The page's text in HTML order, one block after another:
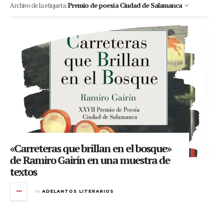
Archivo de la etiqueta:Premio de poesía Ciudad de Salamanca
«Carreteras que brillan en el bosque»
de Ramiro Gairín en una muestra de
textos
en ADELANTOS LITERARIOS